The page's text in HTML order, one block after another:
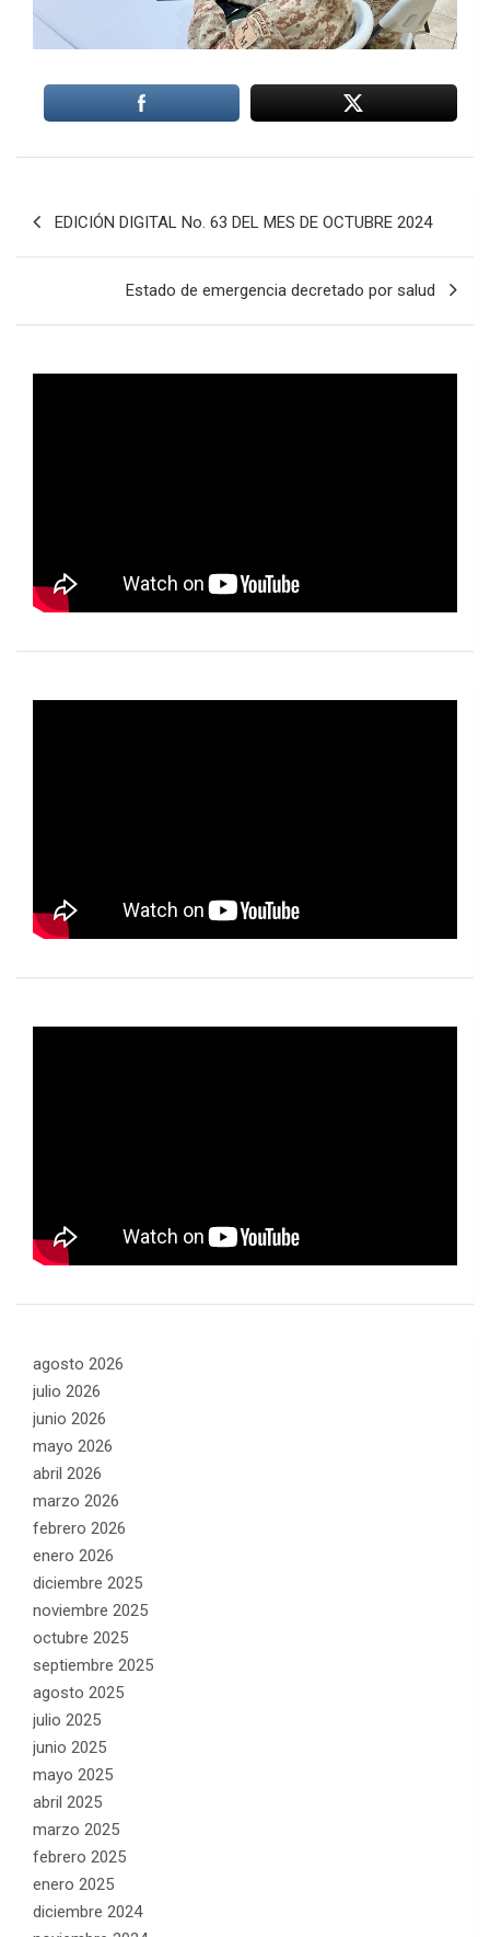
Navegación
EDICIÓN DIGITAL No. 63 DEL MES DE OCTUBRE 2024
Estado de emergencia decretado por salud
agosto 2026
julio 2026
junio 2026
mayo 2026
abril 2026
marzo 2026
febrero 2026
enero 2026
diciembre 2025
noviembre 2025
octubre 2025
septiembre 2025
agosto 2025
julio 2025
junio 2025
mayo 2025
abril 2025
marzo 2025
febrero 2025
enero 2025
diciembre 2024